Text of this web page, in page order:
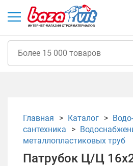
Главная Каталог
сантехника
металлопластиковых труб
Патрубок Ц/Ц